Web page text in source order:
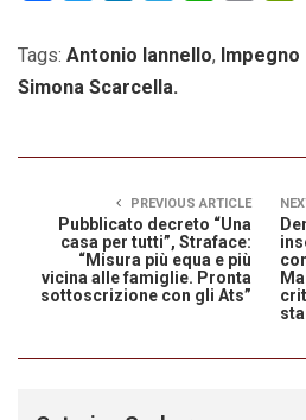
Tags: Antonio Iannello, Impegno
Simona Scarcella.
PREVIOUS ARTICLE
Pubblicato decreto “Una
casa per tutti”, Straface:
“Misura più equa e più
vicina alle famiglie. Pronta
sottoscrizione con gli Ats”